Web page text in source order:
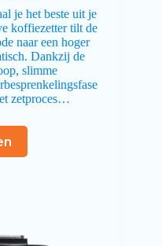
je het beste uit je
koffiezetter tilt de
naar een hoger
Dankzij de
slimme
zetproces…